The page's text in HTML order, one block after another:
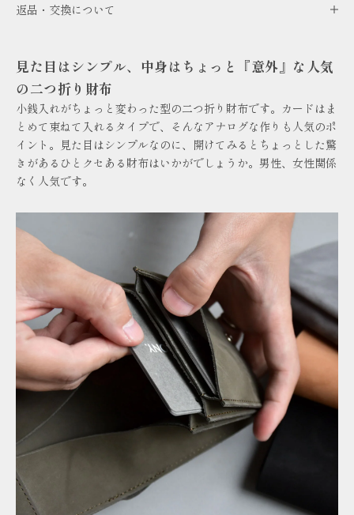
返品・交換について
見た目はシンプル、中身はちょっと『意外』な人気
の二つ折り財布
小銭入れがちょっと変わった型の二つ折り財布です。カードはま
とめて束ねて入れるタイプで、そんなアナログな作りも人気のポ
イント。見た目はシンプルなのに、開けてみるとちょっとした驚
きがあるひとクセある財布はいかがでしょうか。男性、女性関係
なく人気です。